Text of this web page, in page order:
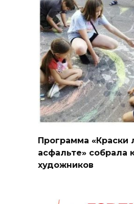
Программа «Краски
асфальте» собрала
художников